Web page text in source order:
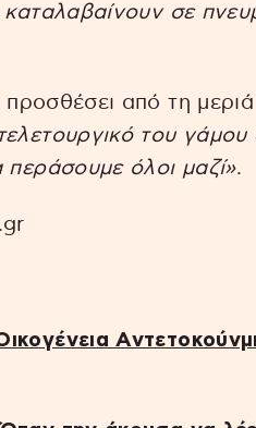
σε
προσθέσει από τη
του γάμου
όλοι μαζί».